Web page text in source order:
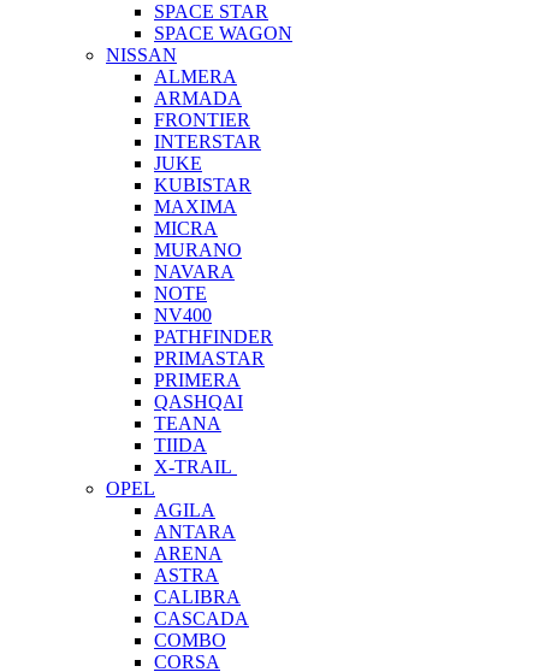
SPACE STAR
SPACE WAGON
NISSAN
ALMERA
ARMADA
FRONTIER
INTERSTAR
JUKE
KUBISTAR
MAXIMA
MICRA
MURANO
NAVARA
NOTE
NV400
PATHFINDER
PRIMASTAR
PRIMERA
QASHQAI
TEANA
TIIDA
X-TRAIL
OPEL
AGILA
ANTARA
ARENA
ASTRA
CALIBRA
CASCADA
COMBO
CORSA